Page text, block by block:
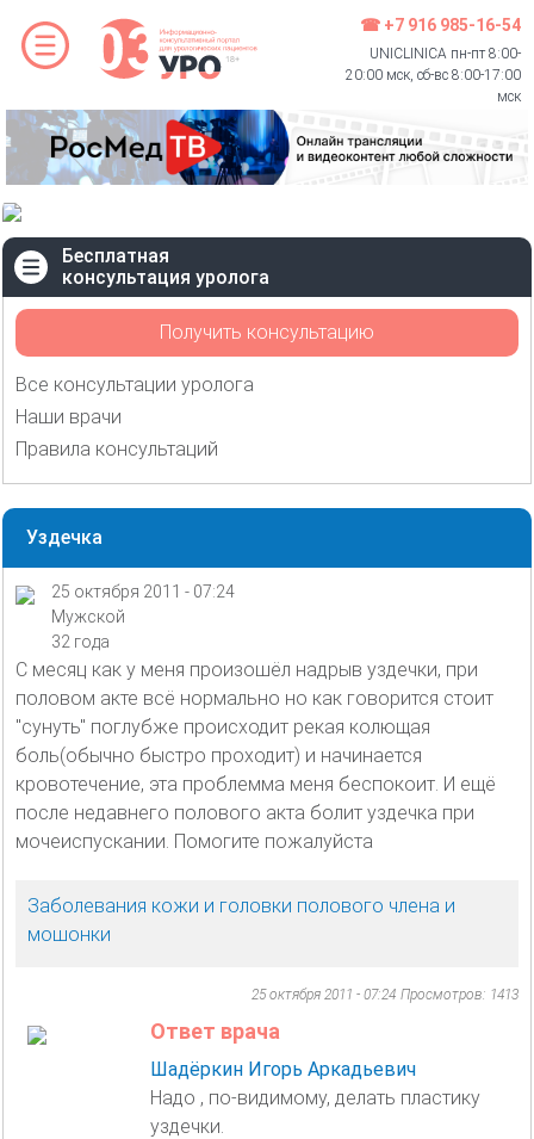
☎ +7 916 985-16-54
UNICLINICA пн-пт 8:00-
20:00 мск, сб-вс 8:00-17:00
мск
Бесплатная
консультация уролога
Получить консультацию
Все консультации уролога
Наши врачи
Правила консультаций
Уздечка
25 октября 2011 - 07:24
Мужской
32 года
С месяц как у меня произошёл надрыв уздечки, при
половом акте всё нормально но как говорится стоит
"сунуть" поглубже происходит рекая колющая
боль(обычно быстро проходит) и начинается
кровотечение, эта проблемма меня беспокоит. И ещё
после недавнего полового акта болит уздечка при
мочеиспускании. Помогите пожалуйста
Заболевания кожи и головки полового члена и
мошонки
25 октября 2011 - 07:24 Просмотров: 1413
Ответ врача
Шадёркин Игорь Аркадьевич
Надо , по-видимому, делать пластику
уздечки.